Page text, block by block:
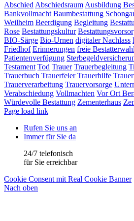
Abschied Abschiedsraum Ausbildung
Bankvollmacht Baumbestattung
Weilheim Beerdigung Begleitung
Rose Bestattungskultur
BIO-Särge Bio-Urnen digitaler Nachlass
Friedhof Erinnerungen freie Bestatterwahl
Patientenverfügung
Testament Tod Trauer Trauerbegleitung
Trauerbuch Trauerfeier Trauerhilfe
Trauerverarbeitung Trauervorsorge
Verabschiedung Vollmachten Vor Ort
Würdevolle Bestattung Zementerhaus
Page load link
Rufen Sie uns an
Immer für Sie da
24/7 telefonisch
für Sie erreichbar
Cookie Consent mit Real Cookie Banner
Nach oben